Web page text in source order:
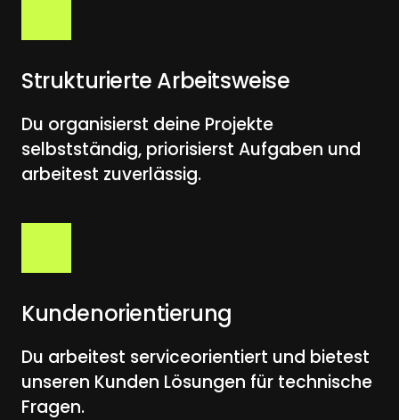
Strukturierte Arbeitsweise
Du organisierst deine Projekte
selbstständig, priorisierst Aufgaben und
arbeitest zuverlässig.
Kundenorientierung
Du arbeitest serviceorientiert und bietest
unseren Kunden Lösungen für technische
Fragen.